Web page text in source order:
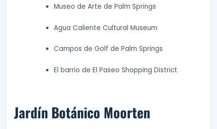
Museo de Arte de Palm Springs
Agua Caliente Cultural Museum
Campos de Golf de Palm Springs
El barrio de El Paseo Shopping District
Jardín Botánico Moorten